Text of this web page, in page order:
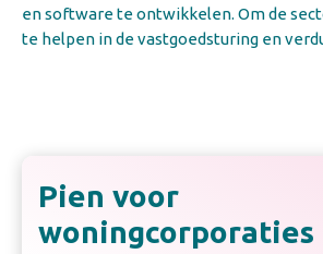
en software te ontwikkelen. Om de
te helpen in de vastgoedsturing en
Pien voor
woningcorporaties